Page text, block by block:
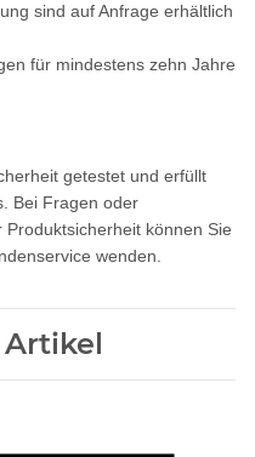
sind auf Anfrage erhältlich
für mindestens zehn Jahre
getestet und erfüllt
Bei Fragen oder
können Sie
wenden.